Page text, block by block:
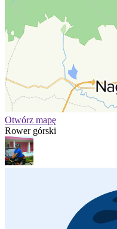
Otwórz mapę
Rower górski